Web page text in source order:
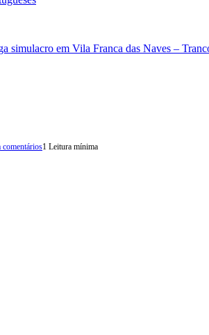
simulacro em Vila Franca das Naves –
comentários1 Leitura mínima